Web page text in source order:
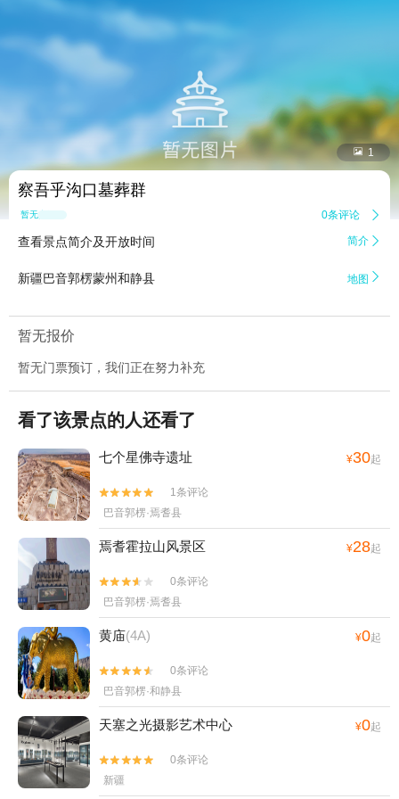
 1
察吾乎沟口墓葬群
暂无点评 0条评论 
查看景点简介及开放时间 简介 
新疆巴音郭楞蒙州和静县 地图 
暂无报价
暂无门票预订，我们正在努力补充
看了该景点的人还看了
七个星佛寺遗址 ¥30起


1条评论
巴音郭楞·焉耆县
焉耆霍拉山风景区 ¥28起


0条评论
巴音郭楞·焉耆县
黄庙(4A) ¥0起


0条评论
巴音郭楞·和静县
天塞之光摄影艺术中心 ¥0起


0条评论
新疆